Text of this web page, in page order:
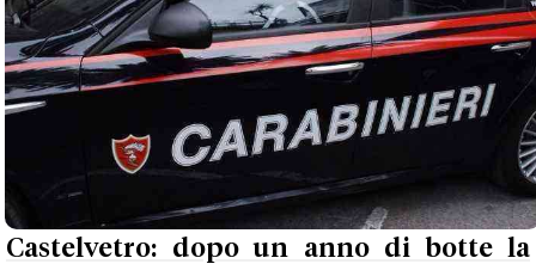
Castelvetro: dopo un anno di botte la